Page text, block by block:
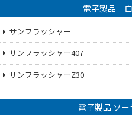
電子製品
サンフラッシャー
サンフラッシャー407
サンフラッシャーZ30
電子製品 ソ